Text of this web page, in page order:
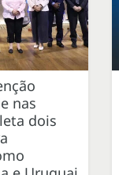
nas
dois